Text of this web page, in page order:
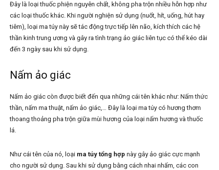
Đây là loại thuốc phiện nguyên chất, không pha trộn nhiều hỗn hợp như
các loại thuốc khác. Khi người nghiện sử dụng (nuốt, hít, uống, hút hay
tiêm), loại ma túy này sẽ tác động trực tiếp lên não, kích thích các hệ
thần kinh trung ương và gây ra tình trạng ảo giác liên tục có thể kéo dài
đến 3 ngày sau khi sử dụng.
Nấm ảo giác
Nấm ảo giác còn được biết đến qua những cái tên khác như: Nấm thức
thần, nấm ma thuật, nấm ảo giác,… Đây là loại ma túy có hương thơm
thoang thoảng pha trộn giữa mùi hương của loại nấm hương và thuốc
lá.
Như cái tên của nó, loại ma túy tổng hợp này gây ảo giác cực mạnh
cho người sử dụng. Sau khi sử dụng bằng cách nhai nhấm, các con